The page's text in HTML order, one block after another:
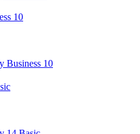
10
Business 10